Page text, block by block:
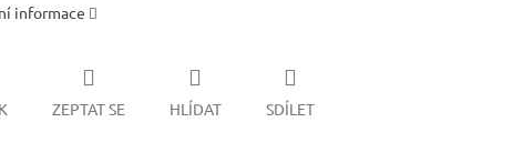
informace
ZEPTAT SE HLÍDAT SDÍLET